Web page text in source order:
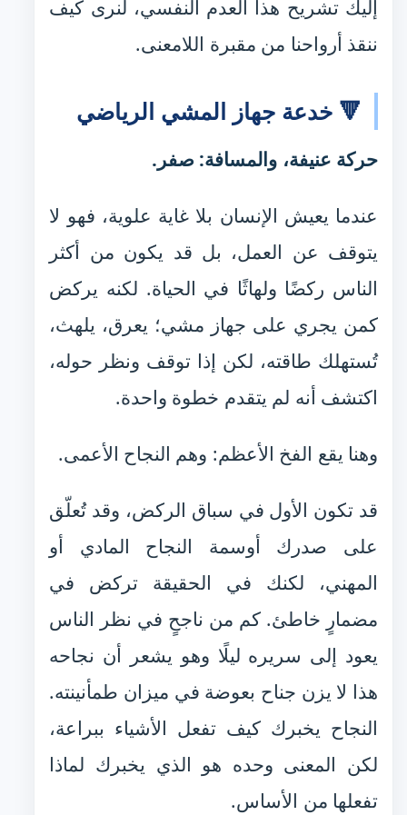
إليك تشريح هذا العدم النفسي، لنرى كيف
ننقذ أرواحنا من مقبرة اللامعنى.
🔻 خدعة جهاز المشي الرياضي
حركة عنيفة، والمسافة: صفر.
عندما يعيش الإنسان بلا غاية علوية، فهو لا
يتوقف عن العمل، بل قد يكون من أكثر
الناس ركضًا ولهاثًا في الحياة. لكنه يركض
كمن يجري على جهاز مشي؛ يعرق، يلهث،
تُستهلك طاقته، لكن إذا توقف ونظر حوله،
اكتشف أنه لم يتقدم خطوة واحدة.
وهنا يقع الفخ الأعظم: وهم النجاح الأعمى.
قد تكون الأول في سباق الركض، وقد تُعلّق
على صدرك أوسمة النجاح المادي أو
المهني، لكنك في الحقيقة تركض في
مضمارٍ خاطئ. كم من ناجحٍ في نظر الناس
يعود إلى سريره ليلًا وهو يشعر أن نجاحه
هذا لا يزن جناح بعوضة في ميزان طمأنينته.
النجاح يخبرك كيف تفعل الأشياء ببراعة،
لكن المعنى وحده هو الذي يخبرك لماذا
تفعلها من الأساس.